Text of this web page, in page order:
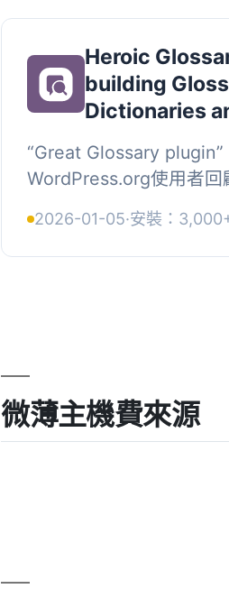
Heroic
building
Dictionaries
“Great Glossary
WordPress.org使用者
的最簡單的方法。, 詞彙
2026-01-05·安裝：
微薄主機費來源